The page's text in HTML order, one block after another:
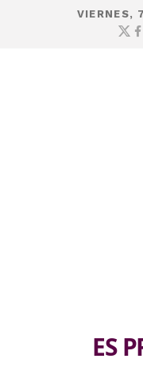
VIERNES,
ES